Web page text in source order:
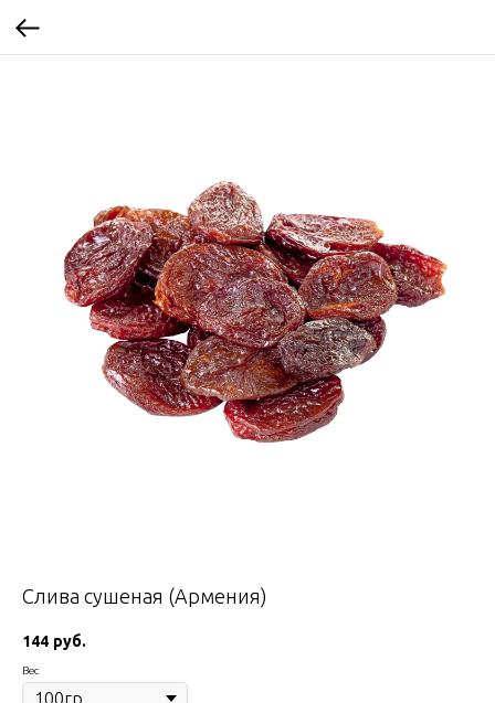
Слива сушеная (Армения)
144 руб.
Вес